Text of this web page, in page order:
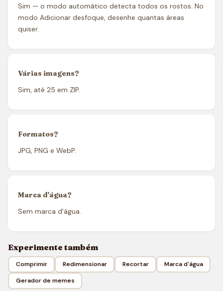
Sim — o modo automático detecta todos os rostos. No
modo Adicionar desfoque, desenhe quantas áreas
quiser.
Várias imagens?
Sim, até 25 em ZIP.
Formatos?
JPG, PNG e WebP.
Marca d'água?
Sem marca d'água.
Experimente também
Comprimir Redimensionar Recortar Marca d'água
Gerador de memes